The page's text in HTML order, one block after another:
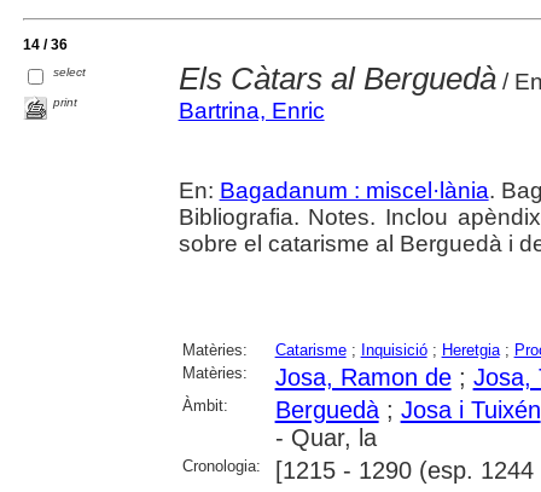
14 / 36
select
print
Els Càtars al Berguedà/
Bartrina, Enric
En: Bagadanum : miscel·lània.
Bibliografia. Notes. Inclou
sobre el catarisme al Berguedà i
Matèries: Catarisme; Inquisició; Heretgia;
Matèries:
Josa, Ramon de; Josa,
Àmbit: Berguedà; Josa i Tuixén
- Quar, la
Cronologia: [1215 - 1290 (esp. 1244